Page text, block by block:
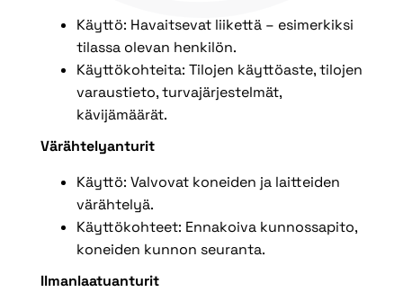
Käyttö: Havaitsevat liikettä – esimerkiksi
tilassa olevan henkilön.
Käyttökohteita: Tilojen käyttöaste, tilojen
varaustieto, turvajärjestelmät,
kävijämäärät.
Värähtelyanturit
Käyttö: Valvovat koneiden ja laitteiden
värähtelyä.
Käyttökohteet: Ennakoiva kunnossapito,
koneiden kunnon seuranta.
Ilmanlaatuanturit